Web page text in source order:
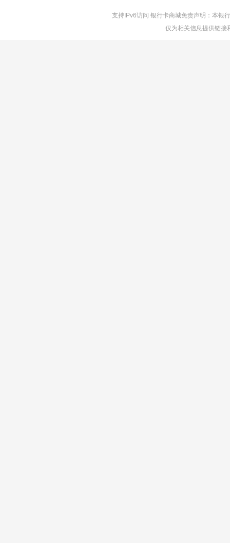
支持IPv6访问 银行卡商城免责声明：本银
仅为相关信息提供链接